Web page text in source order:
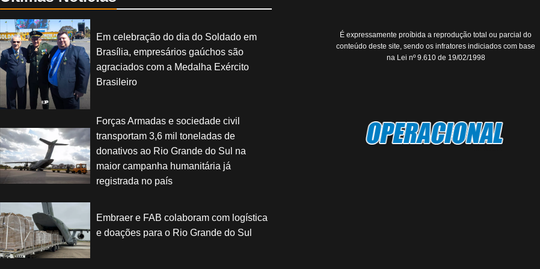
Em celebração do dia do Soldado em
Brasília, empresários gaúchos são
agraciados com a Medalha Exército
Brasileiro
Forças Armadas e sociedade civil
transportam 3,6 mil toneladas de
donativos ao Rio Grande do Sul na
maior campanha humanitária já
registrada no país
Embraer e FAB colaboram com logística
e doações para o Rio Grande do Sul
É expressamente proíbida a reprodução total ou parcial do
conteúdo deste site, sendo os infratores indiciados com base
na Lei nº 9.610 de 19/02/1998